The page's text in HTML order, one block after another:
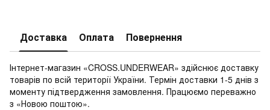
Доставка Оплата Повернення
Інтернет-магазин «CROSS.UNDERWEAR» здійснює доставку
товарів по всій території України. Термін доставки 1-5 днів з
моменту підтвердження замовлення. Працюємо переважно
з «Новою поштою».